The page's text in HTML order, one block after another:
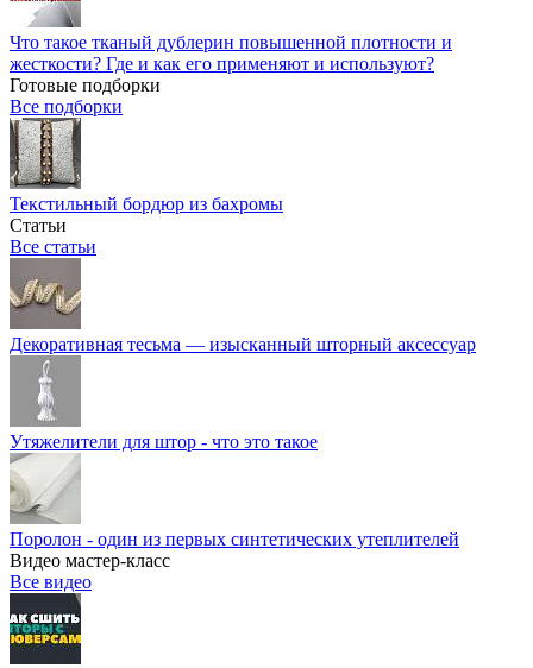
Что такое тканый дублерин повышенной плотности и
жесткости? Где и как его применяют и используют?
Готовые подборки
Все подборки
Текстильный бордюр из бахромы
Статьи
Все статьи
Декоративная тесьма — изысканный шторный аксессуар
Утяжелители для штор - что это такое
Поролон - один из первых синтетических утеплителей
Видео мастер-класс
Все видео